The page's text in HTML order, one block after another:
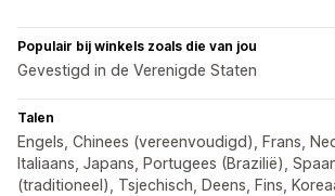
Populair bij winkels zoals die van jou
Gevestigd in de Verenigde Staten
Talen
Engels, Chinees (vereenvoudigd), Frans,
Italiaans, Japans, Portugees (Brazilië),
(traditioneel), Tsjechisch, Deens, Fins,